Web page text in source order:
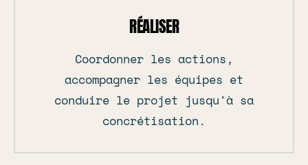
RÉALISER
Coordonner les actions,
accompagner les équipes et
conduire le projet jusqu'à sa
concrétisation.